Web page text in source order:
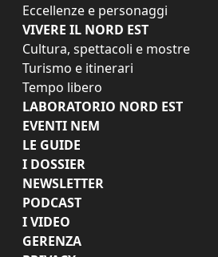
Eccellenze e personaggi
VIVERE IL NORD EST
Cultura, spettacoli e mostre
Turismo e itinerari
Tempo libero
LABORATORIO NORD EST
EVENTI NEM
LE GUIDE
I DOSSIER
NEWSLETTER
PODCAST
I VIDEO
GERENZA